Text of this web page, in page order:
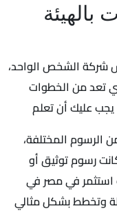
شركة الشخص الواحد،
تعد من الخطوات
عليك أن تعلم
المختلفة،
رسوم توثيق أو
استثمر في مصر في
وتخطط بشكل مثالي